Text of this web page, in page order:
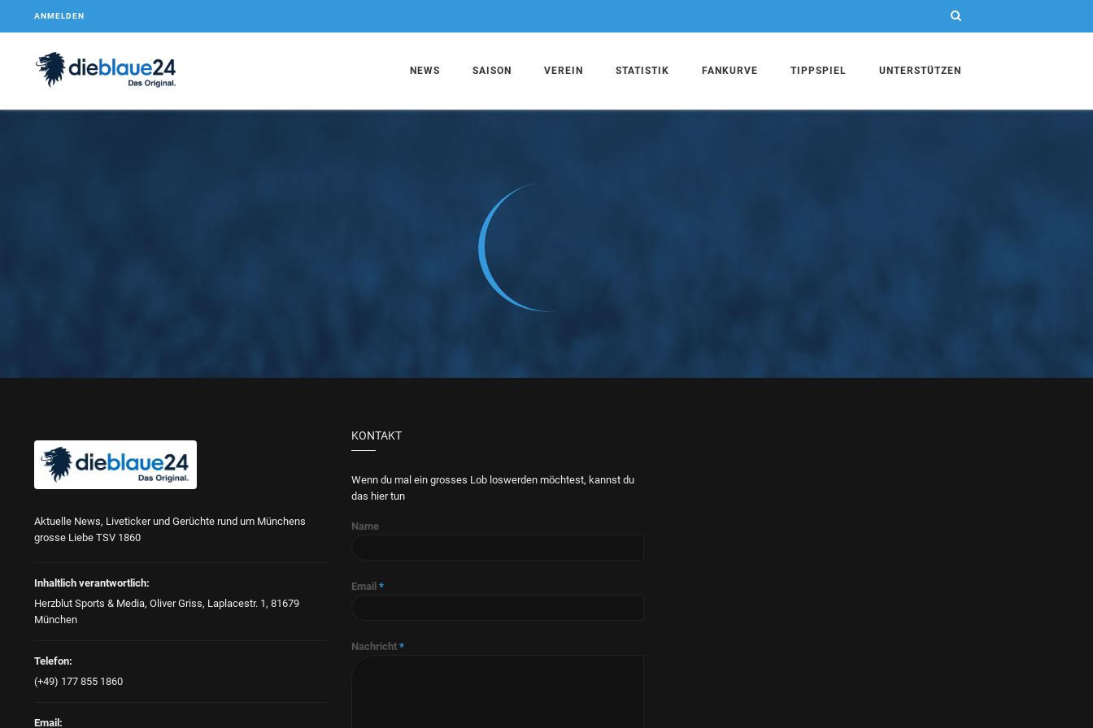
ANMELDEN
NEWS SAISON VEREIN STATISTIK FANKURVE TIPPSPIEL UNTERSTÜTZEN
Aktuelle News, Liveticker und Gerüchte rund um Münchens
grosse Liebe TSV 1860
Inhaltlich verantwortlich:
Herzblut Sports & Media, Oliver Griss, Laplacestr. 1, 81679
München
Telefon:
(+49) 177 855 1860
Email:
KONTAKT
Wenn du mal ein grosses Lob loswerden möchtest, kannst du
das hier tun
Name
Email *
Nachricht *